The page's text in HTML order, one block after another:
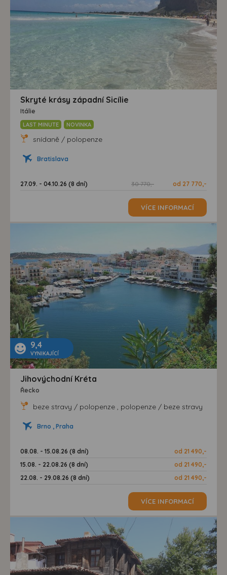
Skryté krásy západní Sicílie
Itálie
LAST MINUTE NOVINKA
snídaně / polopenze
Bratislava
27.09. - 04.10.26 (8 dní) 30 770,- od 27 770,-
VÍCE INFORMACÍ
9,4
VYNIKAJÍCÍ
Jihovýchodní Kréta
Řecko
beze stravy / polopenze , polopenze / beze stravy
Brno , Praha
08.08. - 15.08.26 (8 dní)
od 21 490,-
15.08. - 22.08.26 (8 dní)
od 21 490,-
22.08. - 29.08.26 (8 dní)
od 21 490,-
VÍCE INFORMACÍ